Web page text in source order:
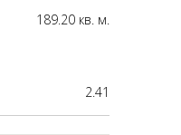
189.20 кв. м.
2.41